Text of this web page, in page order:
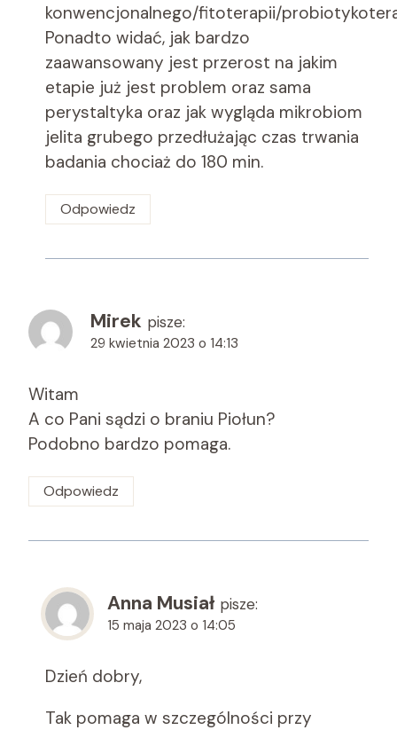
konwencjonalnego/fitoterapii/
Ponadto widać, jak bardzo
zaawansowany jest przerost na jakim
etapie już jest problem oraz sama
perystaltyka oraz jak wygląda mikrobiom
jelita grubego przedłużając czas trwania
badania chociaż do 180 min.
Odpowiedz
Mirek pisze:
29 kwietnia 2023 o 14:13
Witam
A co Pani sądzi o braniu Piołun?
Podobno bardzo pomaga.
Odpowiedz
Anna Musiał pisze:
15 maja 2023 o 14:05
Dzień dobry,
Tak pomaga w szczególności przy